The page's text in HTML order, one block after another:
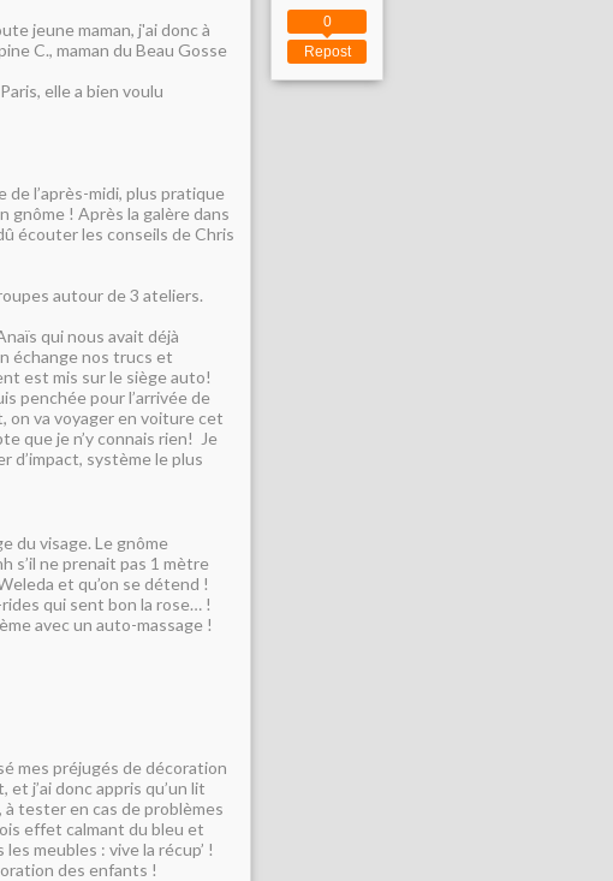
jeune maman, j'ai donc à
C., maman du Beau Gosse
elle a bien voulu
de l’après-midi, plus pratique
gnôme ! Après la galère dans
écouter les conseils de Chris
autour de 3 ateliers.
qui nous avait déjà
échange nos trucs et
est mis sur le siège auto!
penchée pour l’arrivée de
on va voyager en voiture cet
que je n’y connais rien! Je
d’impact, système le plus
du visage. Le gnôme
s’il ne prenait pas 1 mètre
et qu’on se détend !
qui sent bon la rose… !
avec un auto-massage !
mes préjugés de décoration
j’ai donc appris qu’un lit
tester en cas de problèmes
effet calmant du bleu et
meubles : vive la récup’ !
des enfants !
Repost
0